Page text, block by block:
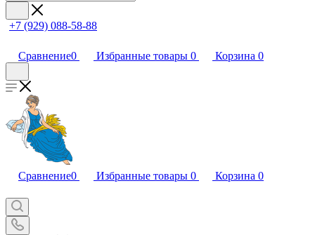
+7 (929) 088-58-88
Сравнение0 Избранные товары 0 Корзина 0
Сравнение0 Избранные товары 0 Корзина 0